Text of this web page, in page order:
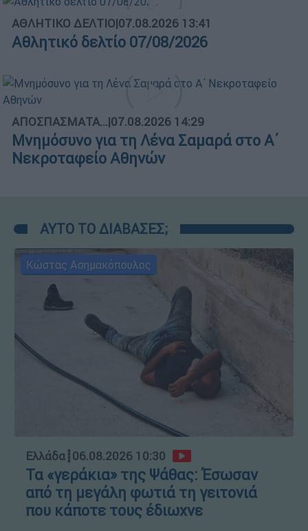
ΑΘΛΗΤΙΚΟ ΔΕΛΤΙΟ|07.08.2026 13:41
Αθλητικό δελτίο 07/08/2026
ΑΠΟΣΠΑΣΜΑΤΑ...|07.08.2026 14:29
Μνημόσυνο για τη Λένα Σαμαρά στο Α΄
Νεκροταφείο Αθηνών
ΑΥΤΟ ΤΟ ΔΙΑΒΑΣΕΣ;
Κώστας Ασημακόπουλος
Ελλάδα┋06.08.2026 10:30
Τα «γεράκια» της Ψάθας: Έσωσαν
από τη μεγάλη φωτιά τη γειτονιά
που κάποτε τους έδιωχνε